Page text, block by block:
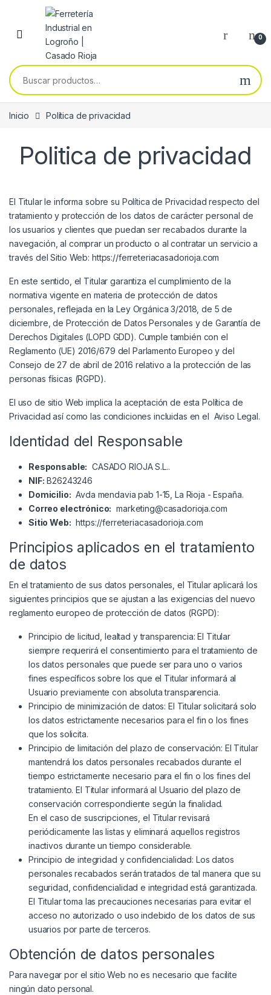
Skip to navigation
Skip to content
0
Buscar por:
Inicio Política de privacidad
Politica de privacidad
El Titular le informa sobre su Política de Privacidad respecto del
tratamiento y protección de los datos de carácter personal de
los usuarios y clientes que puedan ser recabados durante la
navegación, al comprar un producto o al contratar un servicio a
través del Sitio Web: https://ferreteriacasadorioja.com
En este sentido, el Titular garantiza el cumplimiento de la
normativa vigente en materia de protección de datos
personales, reflejada en la Ley Orgánica 3/2018, de 5 de
diciembre, de Protección de Datos Personales y de Garantía de
Derechos Digitales (LOPD GDD). Cumple también con el
Reglamento (UE) 2016/679 del Parlamento Europeo y del
Consejo de 27 de abril de 2016 relativo a la protección de las
personas físicas (RGPD).
El uso de sitio Web implica la aceptación de esta Política de
Privacidad así como las condiciones incluidas en el Aviso Legal.
Identidad del Responsable
Responsable: CASADO RIOJA S.L..
NIF: B26243246
Domicilio: Avda mendavia pab 1-15, La Rioja - España.
Correo electrónico: marketing@casadorioja.com
Sitio Web: https://ferreteriacasadorioja.com
Principios aplicados en el tratamiento
de datos
En el tratamiento de sus datos personales, el Titular aplicará los
siguientes principios que se ajustan a las exigencias del nuevo
reglamento europeo de protección de datos (RGPD):
Principio de licitud, lealtad y transparencia: El Titular
siempre requerirá el consentimiento para el tratamiento de
los datos personales que puede ser para uno o varios
fines específicos sobre los que el Titular informará al
Usuario previamente con absoluta transparencia.
Principio de minimización de datos: El Titular solicitará solo
los datos estrictamente necesarios para el fin o los fines
que los solicita.
Principio de limitación del plazo de conservación: El Titular
mantendrá los datos personales recabados durante el
tiempo estrictamente necesario para el fin o los fines del
tratamiento. El Titular informará al Usuario del plazo de
conservación correspondiente según la finalidad.
En el caso de suscripciones, el Titular revisará
periódicamente las listas y eliminará aquellos registros
inactivos durante un tiempo considerable.
Principio de integridad y confidencialidad: Los datos
personales recabados serán tratados de tal manera que su
seguridad, confidencialidad e integridad está garantizada.
El Titular toma las precauciones necesarias para evitar el
acceso no autorizado o uso indebido de los datos de sus
usuarios por parte de terceros.
Obtención de datos personales
Para navegar por el sitio Web no es necesario que facilite
ningún dato personal.